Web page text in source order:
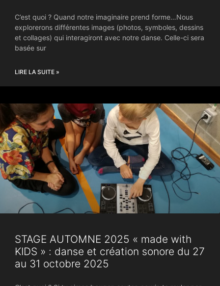
C’est quoi ? Quand notre imaginaire prend forme…Nous
explorerons différentes images (photos, symboles, dessins
et collages) qui interagiront avec notre danse. Celle-ci sera
basée sur
LIRE LA SUITE »
STAGE AUTOMNE 2025 « made with
KIDS » : danse et création sonore du 27
au 31 octobre 2025